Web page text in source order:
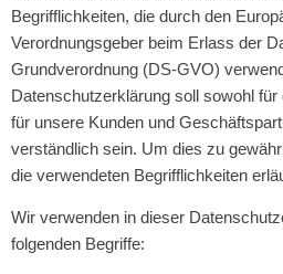
Begrifflichkeiten, die durch den
Verordnungsgeber beim Erlass der
Grundverordnung (DS-GVO)
Datenschutzerklärung soll sowohl
für unsere Kunden und
verständlich sein. Um dies zu
die verwendeten Begrifflichkeiten
Wir verwenden in dieser
folgenden Begriffe: